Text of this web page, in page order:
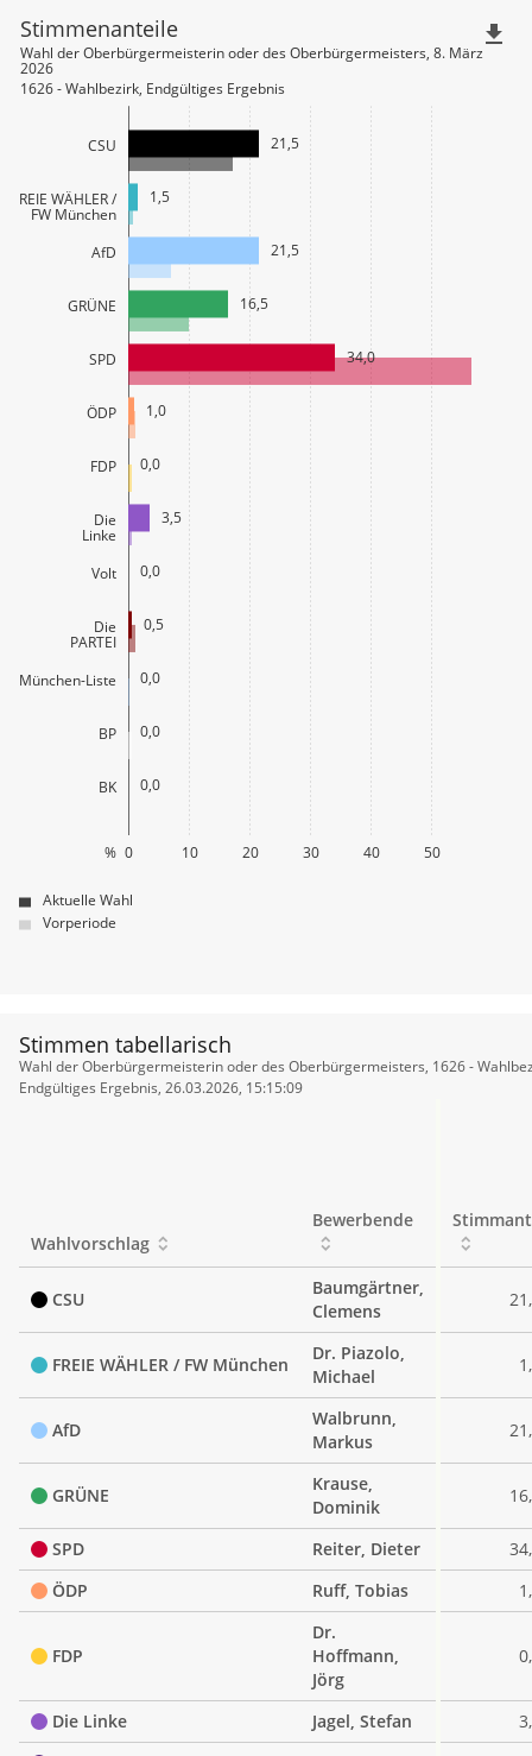
CSU
FREIE WÄHLER /
FW München
AfD
GRÜNE
SPD
ÖDP
FDP
Die
Linke
Volt
Die
PARTEI
München-Liste
BP
BK
0 10 20 30 40 50
%
21,5
1,5
21,5
16,5
34,0
1,0
0,0
3,5
0,0
0,5
0,0
0,0
0,0
Stimmenanteile
Wahl der Oberbürgermeisterin oder des Oberbürgermeisters, 8. März
2026
1626 - Wahlbezirk, Endgültiges Ergebnis
Aktuelle Wahl
Vorperiode
file_download
Stimmen tabellarisch
Stimmen
tabellarisch
Wahl der Oberbürgermeisterin oder des Oberbürgermeisters, 1626 -
Endgültiges Ergebnis, 26.03.2026, 15:15:09
Wahlvorschlag
Bewerbende
CSU
Baumgärtner,
Clemens
FREIE WÄHLER / FW München
Dr. Piazolo,
Michael
AfD
Walbrunn,
Markus
GRÜNE
Krause,
Dominik
SPD Reiter, Dieter
ÖDP
Ruff, Tobias
FDP
Dr.
Hoffmann,
Jörg
Die Linke Jagel, Stefan